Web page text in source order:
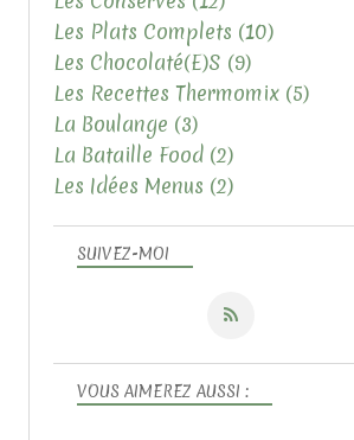
SUIVEZ-MOI
VOUS AIMEREZ AUSSI :
Les Plats Complets (10)
Les Chocolaté(e)s (9)
Les Recettes Thermomix (5)
La Boulange (3)
La Bataille Food (2)
Les Idées Menus (2)